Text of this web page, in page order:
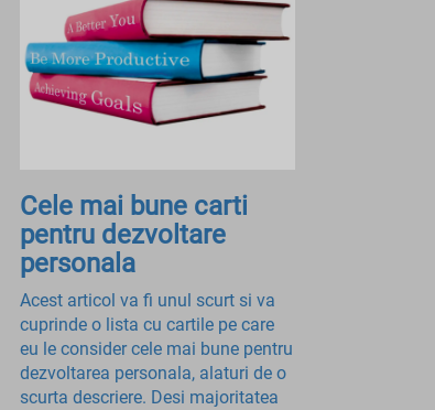
Cele mai bune carti
pentru dezvoltare
personala
Acest articol va fi unul scurt si va
cuprinde o lista cu cartile pe care
eu le consider cele mai bune pentru
dezvoltarea personala, alaturi de o
scurta descriere. Desi majoritatea